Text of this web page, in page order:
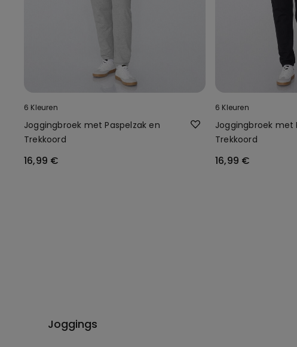
6 Kleuren
Joggingbroek met Paspelzak en
Trekkoord
16,99 €
6 Kleuren
Joggingbroek met
Trekkoord
16,99 €
Joggings